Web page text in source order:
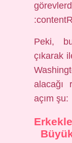
Peki,
çıkarak
alacağı
açım şu: